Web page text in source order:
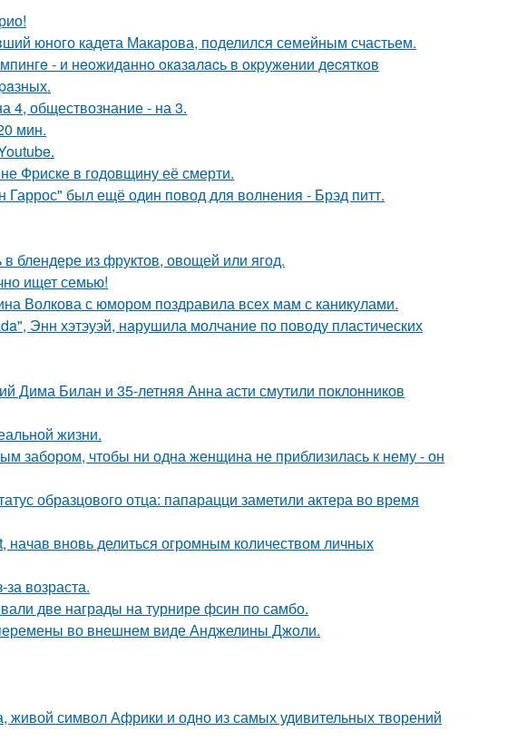
юного кадета Макарова, поделился семейным счастьем.
- и нeoжидaннo oкaзaлacь в oкpужeнии дecяткoв
4, обществознание - на 3.
мин.
Фриске в годовщину её смерти.
был ещё один повод для волнения - Брэд питт.
блендере из фруктов, овощей или ягод.
ищет семью!
Волкова с юмором поздравила всех мам с каникулами.
Энн хэтэуэй, нарушила молчание по поводу пластических
Дима Билан и 35-летняя Анна асти смутили поклонников
жизни.
забором, чтобы ни одна женщина не приблизилась к нему - он
образцового отца: папарацци заметили актера во время
вновь делиться огромным количеством личных
возраста.
две награды на турнире фсин по самбо.
во внешнем виде Анджелины Джоли.
живой символ Африки и одно из самых удивительных творений